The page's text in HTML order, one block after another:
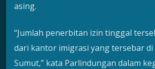
asing.
“Jumlah penerbitan izin tinggal
dari kantor imigrasi yang tersebar di
Sumut,” kata Parlindungan dalam